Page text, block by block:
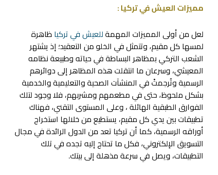
مميزات العيش في تركيا :
لعل من أولى المميزات المهمةللعيش في تركيا ظاهرة
لمسها كل مقيم، وتتمثل في الخلو من التعقيد؛ إذ يشتهر
الشعب التركي بمظاهر البساطة في حياته وطبيعة نظامه
المعيشي، وسرعان ما انتقلت هذه المظاهر إلى دوائرهم
الرسمية وتُرجمتْ في المنشآت الصحية والتعليمية والخدمية
بشكل ملحوظ، حتى في مطعمهم ومشربهم، فلا وجود لتلك
الفوارق الطبقية الهائلة ، وعلى المستوى التقني، فهناك
تطبيقات بين يدي كل مقيم، يستطيع من خلالها استخراج
أوراقه الرسمية، كما أن تركيا تعد من الدول الرائدة في مجال
التسويق الإلكتروني، فكل ما تحتاج إليه تجده في تلك
التطبيقات، ويصل في سرعة مذهلة إلى بيتك.